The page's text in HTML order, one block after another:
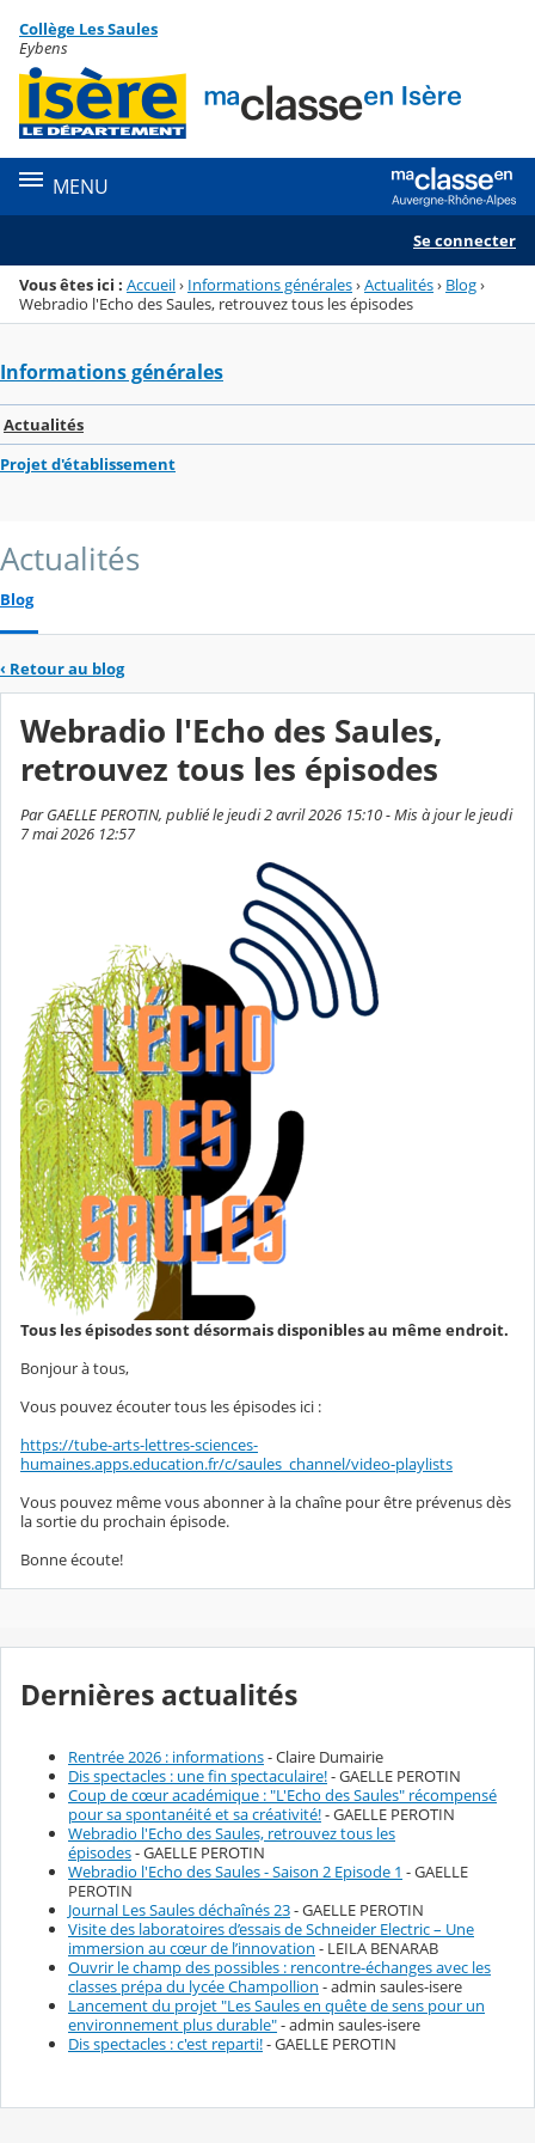
Menu de la rubrique
Contenu
Collège Les Saules
Eybens
MENU
Se connecter
Vous êtes ici : Accueil› Informations générales›Actualités› Blog›
Webradio l'Echo des Saules, retrouvez tous les épisodes
Informations générales
Actualités
Projet d'établissement
Actualités
Blog
‹ Retour au blog
Webradio l'Echo des Saules,
retrouvez tous les épisodes
Par GAELLE PEROTIN, publié le jeudi 2 avril 2026 15:10 - Mis à jour le jeudi
7 mai 2026 12:57
Tous les épisodes sont désormais disponibles au même endroit.
Bonjour à tous,
Vous pouvez écouter tous les épisodes ici :
https://tube-arts-lettres-sciences-
humaines.apps.education.fr/c/saules_channel/video-playlists
Vous pouvez même vous abonner à la chaîne pour être prévenus dès
la sortie du prochain épisode.
Bonne écoute!
Dernières actualités
Rentrée 2026 : informations- Claire Dumairie
Dis spectacles : une fin spectaculaire!- GAELLE PEROTIN
Coup de cœur académique : "L'Echo des Saules" récompensé
pour sa spontanéité et sa créativité!- GAELLE PEROTIN
Webradio l'Echo des Saules, retrouvez tous les
épisodes- GAELLE PEROTIN
Webradio l'Echo des Saules - Saison 2 Episode 1 - GAELLE
PEROTIN
Journal Les Saules déchaînés 23- GAELLE PEROTIN
Visite des laboratoires d’essais de Schneider Electric – Une
immersion au cœur de l’innovation - LEILA BENARAB
Ouvrir le champ des possibles : rencontre-échanges avec les
classes prépa du lycée Champollion - admin saules-isere
Lancement du projet "Les Saules en quête de sens pour un
environnement plus durable"- admin saules-isere
Dis spectacles : c'est reparti!- GAELLE PEROTIN